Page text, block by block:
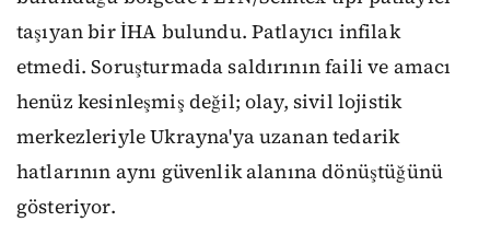
taşıyan bir İHA bulundu. Patlayıcı infilak
etmedi. Soruşturmada saldırının faili ve amacı
henüz kesinleşmiş değil; olay, sivil lojistik
merkezleriyle Ukrayna'ya uzanan tedarik
hatlarının aynı güvenlik alanına dönüştüğünü
gösteriyor.